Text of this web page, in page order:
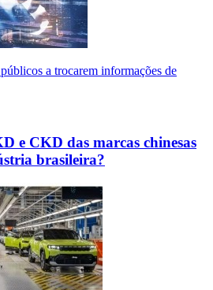
a trocarem informações de
e CKD das marcas chinesas
brasileira?